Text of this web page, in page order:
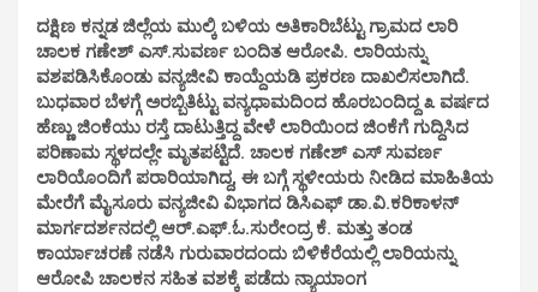
ದಕ್ಷಿಣ ಕನ್ನಡ ಜಿಲ್ಲೆಯ ಮುಲ್ಕಿ ಬಳಿಯ ಅತಿಕಾರಿಬೆಟ್ಟು ಗ್ರಾಮದ ಲಾರಿ
ಚಾಲಕ ಗಣೇಶ್ ಎಸ್.ಸುವರ್ಣ ಬಂದಿತ ಆರೋಪಿ. ಲಾರಿಯನ್ನು
ವಶಪಡಿಸಿಕೊಂಡು ವನ್ಯಜೀವಿ ಕಾಯ್ದೆಯಡಿ ಪ್ರಕರಣ ದಾಖಲಿಸಲಾಗಿದೆ.
ಬುಧವಾರ ಬೆಳಗ್ಗೆ ಅರಬ್ಬಿತಿಟ್ಟು ವನ್ಯಧಾಮದಿಂದ ಹೊರಬಂದಿದ್ದ ೩ ವರ್ಷದ
ಹೆಣ್ಣು ಜಿಂಕೆಯು ರಸ್ತೆ ದಾಟುತ್ತಿದ್ದ ವೇಳೆ ಲಾರಿಯಿಂದ ಜಿಂಕೆಗೆ ಗುದ್ದಿಸಿದ
ಪರಿಣಾಮ ಸ್ಥಳದಲ್ಲೇ ಮೃತಪಟ್ಟಿದೆ. ಚಾಲಕ ಗಣೇಶ್ ಎಸ್ ಸುವರ್ಣ
ಲಾರಿಯೊಂದಿಗೆ ಪರಾರಿಯಾಗಿದ್ದ, ಈ ಬಗ್ಗೆ ಸ್ಥಳೀಯರು ನೀಡಿದ ಮಾಹಿತಿಯ
ಮೇರೆಗೆ ಮೈಸೂರು ವನ್ಯಜೀವಿ ವಿಭಾಗದ ಡಿಸಿಎಫ್ ಡಾ.ವಿ.ಕರಿಕಾಳನ್
ಮಾರ್ಗದರ್ಶನದಲ್ಲಿ ಆರ್.ಎಫ್.ಓ.ಸುರೇಂದ್ರ ಕೆ. ಮತ್ತು ತಂಡ
ಕಾರ್ಯಾಚರಣೆ ನಡೆಸಿ ಗುರುವಾರದಂದು ಬಿಳಿಕೆರೆಯಲ್ಲಿ ಲಾರಿಯನ್ನು
ಆರೋಪಿ ಚಾಲಕನ ಸಹಿತ ವಶಕ್ಕೆ ಪಡೆದು ನ್ಯಾಯಾಂಗ